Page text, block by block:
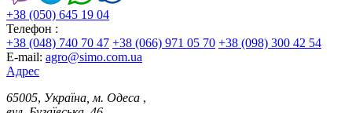
+38 (050) 645 19 04
Телефон :
+38 (048) 740 70 47 +38 (066) 971 05 70 +38 (098) 300 42 54
E-mail: agro@simo.com.ua
Адрес
65005, Україна, м. Одеса ,